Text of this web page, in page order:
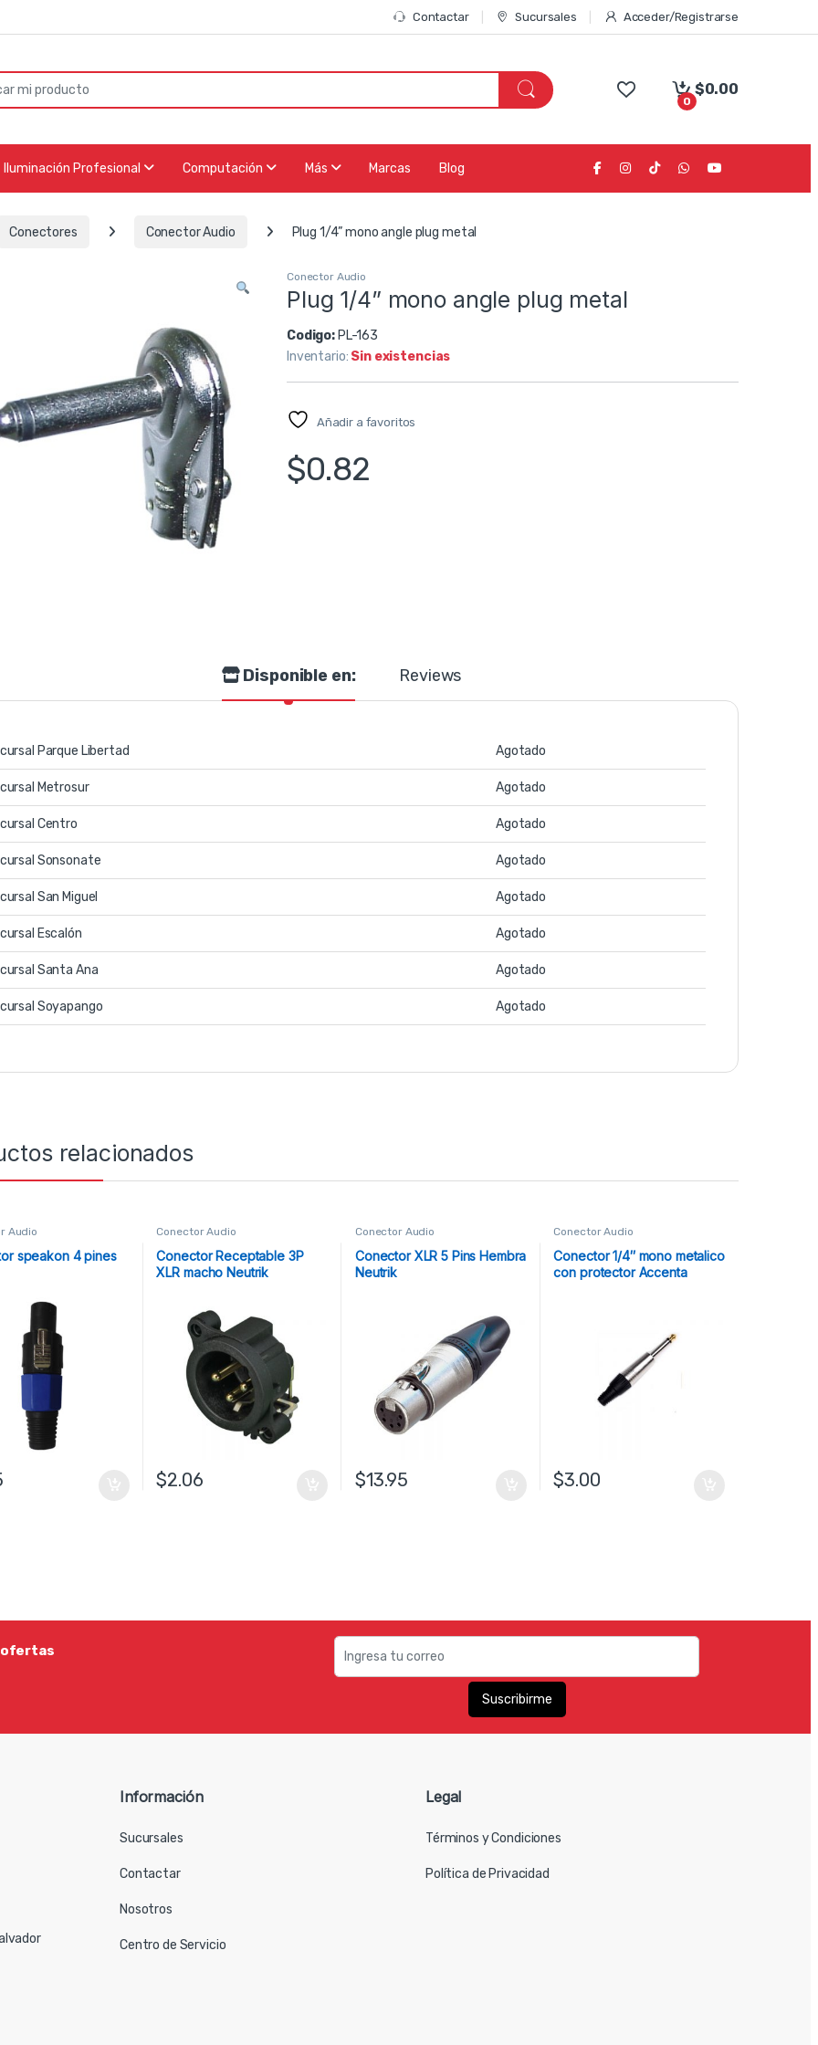
Contactar Sucursales Acceder/Registrarse
0
$0.00
Iluminación Profesional Computación Más Marcas Blog
Conectores Conector Audio Plug 1/4” mono angle plug metal
Conector Audio
Plug 1/4” mono angle plug metal
Codigo: PL-163
Inventario: Sin existencias
Añadir a favoritos
$0.82
Disponible en: Reviews
Parque Libertad Agotado
Metrosur Agotado
Centro Agotado
Sonsonate Agotado
San Miguel Agotado
Escalón Agotado
Santa Ana Agotado
Soyapango Agotado
relacionados
Audio
speakon 4 pines
Conector Audio
Conector Receptable 3P
XLR macho Neutrik
$2.06
Conector Audio
Conector XLR 5 Pins Hembra
Neutrik
$13.95
Conector Audio
Conector 1/4″ mono metalico
con protector Accenta
$3.00
ofertas
Información
Sucursales
Contactar
Nosotros
Centro de Servicio
Legal
Términos y Condiciones
Política de Privacidad